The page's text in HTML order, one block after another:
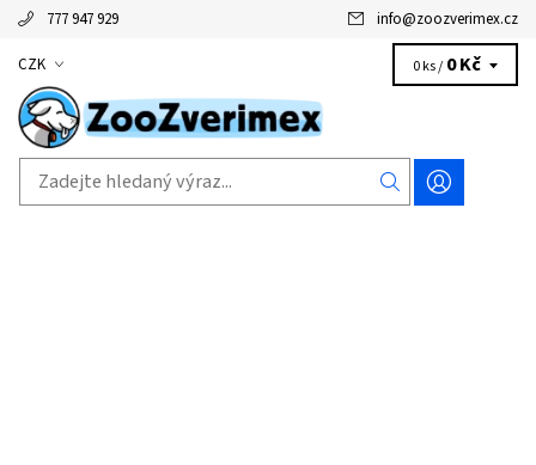
777 947 929 info@zoozverimex.cz
CZK 0 ks / 0 Kč